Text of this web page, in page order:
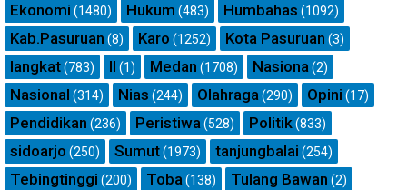
Ekonomi (1480) Hukum (483) Humbahas (1092)
Kab.Pasuruan (8) Karo (1252) Kota Pasuruan (3)
langkat(783) ll (1) Medan (1708) Nasiona(2)
Nasional (314) Nias (244) Olahraga(290) Opini (17)
Pendidikan (236) Peristiwa(528) Politik(833)
sidoarjo (250) Sumut(1973) tanjungbalai (254)
Tebingtinggi (200) Toba(138) Tulang Bawan (2)